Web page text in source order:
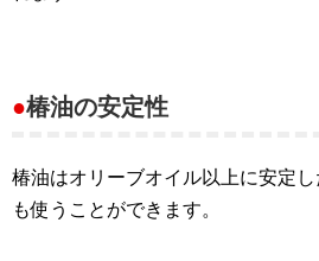
●椿油の安定性
椿油はオリーブオイル以上に安定
も使うことができます。